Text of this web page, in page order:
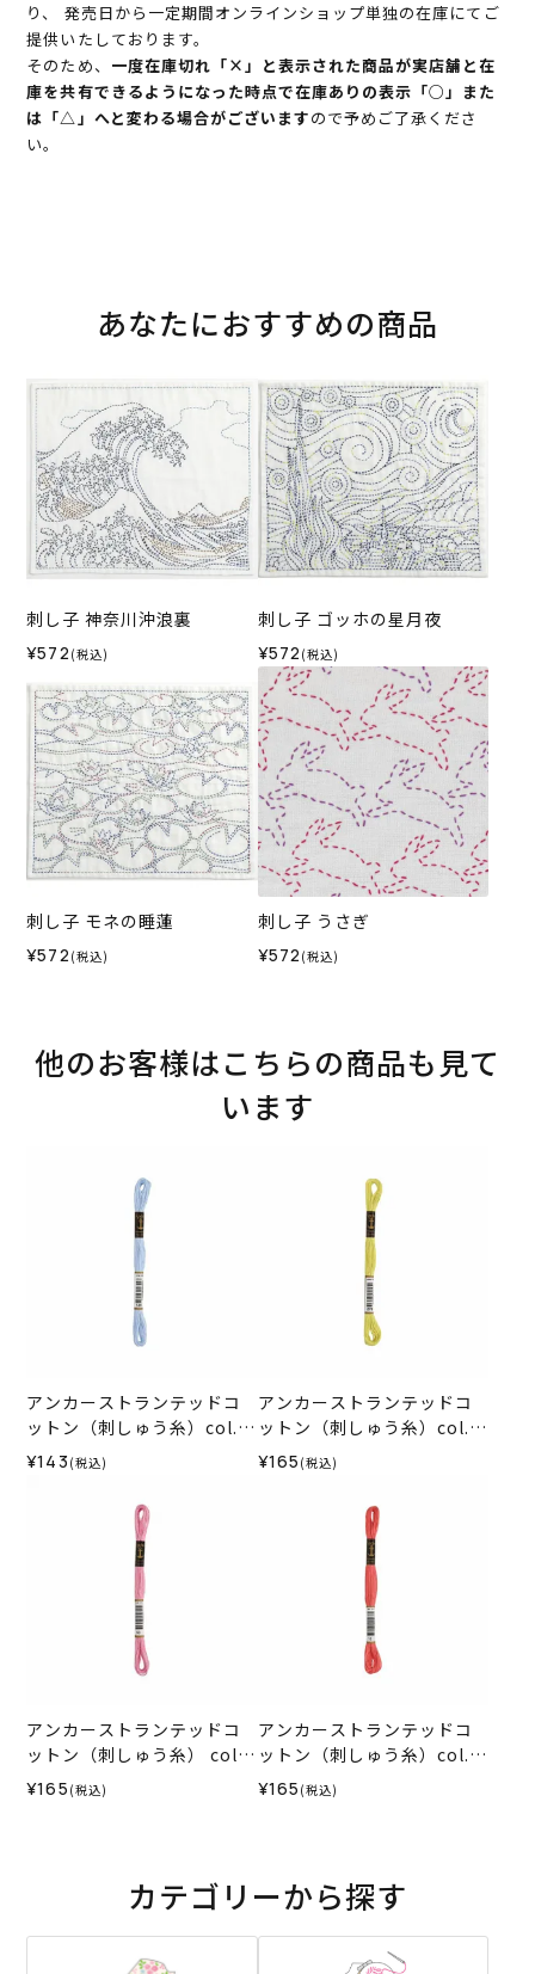
り、 発売日から一定期間オンラインショップ単独の在庫にてご
提供いたしております。
そのため、 一度在庫切れ「×」と表示された商品が実店舗と在
庫を共有できるようになった時点で在庫ありの表示「○」また
は「△」へと変わる場合がございますので予めご了承くださ
い。
あなたにおすすめの商品
刺し子 神奈川沖浪裏
¥572 (税込)
刺し子 ゴッホの星月夜
¥572 (税込)
刺し子 モネの睡蓮
¥572 (税込)
刺し子 うさぎ
¥572 (税込)
他のお客様はこちらの商品も見て
います
アンカーストランテッドコ
ットン（刺しゅう糸）col.0
120
¥143 (税込)
アンカーストランテッドコ
ットン（刺しゅう糸）col.0
278
¥165 (税込)
アンカーストランテッドコ
ットン（刺しゅう糸） col.6
0
¥165 (税込)
アンカーストランテッドコ
ットン（刺しゅう糸）col.0
010
¥165 (税込)
カテゴリーから探す